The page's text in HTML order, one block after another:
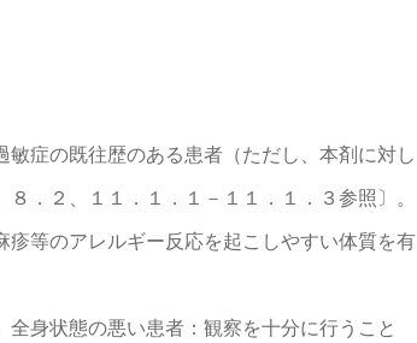
症の既往歴のある患者（ただし、本剤に対し
．２、１１．１．１－１１．１．３参照〕。
等のアレルギー反応を起こしやすい体質を有
身状態の悪い患者：観察を十分に行うこと